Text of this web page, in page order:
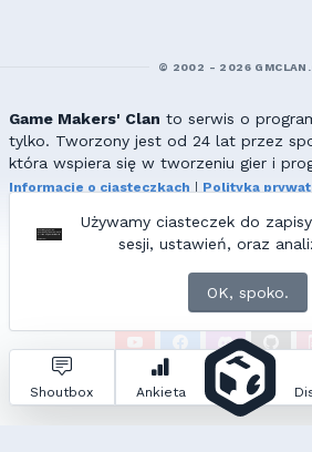
Używamy ciasteczek do
sesji, ustawień, oraz
OK, spoko.
Shoutbox Ankieta
© 2002 - 2026
Game Makers' Clan to serwis o
tylko. Tworzony jest od 24 lat przez
która wspiera się w tworzeniu gier i
Informacje o ciasteczkach
Polityka
Wszelkie prawa zastrzeżone. Kopiowanie
redakcji zabronione!
ZNAJDZIESZ NAS TAKŻE
Zapytań do bazy: • Czas